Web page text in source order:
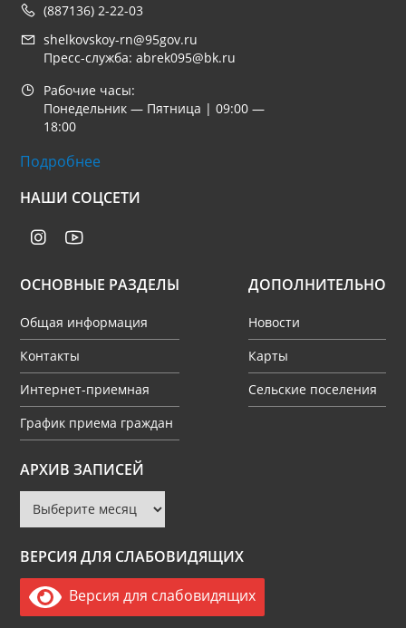
(887136) 2-22-03
shelkovskoy-rn@95gov.ru
Пресс-служба: abrek095@bk.ru
Рабочие часы:
Понедельник — Пятница | 09:00 —
18:00
Подробнее
НАШИ СОЦСЕТИ
ОСНОВНЫЕ РАЗДЕЛЫ
Общая информация
Контакты
Интернет-приемная
График приема граждан
ДОПОЛНИТЕЛЬНО
Новости
Карты
Сельские поселения
АРХИВ ЗАПИСЕЙ
Архив
записей
ВЕРСИЯ ДЛЯ СЛАБОВИДЯЩИХ
Версия для слабовидящих